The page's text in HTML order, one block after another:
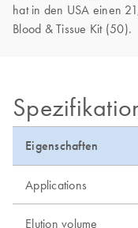
hat in den USA einen
Blood & Tissue Kit (50).
Eigenschaften
Applications
Elution volume